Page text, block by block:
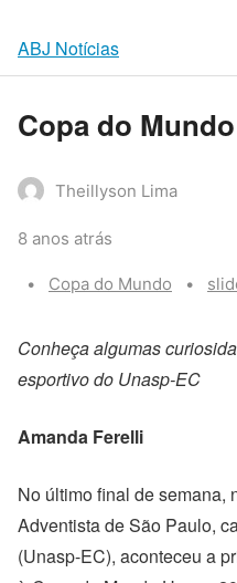
ABJ Notícias
Copa do
Theillyson Lima
8 anos atrás
Categories:
Copa do Mundo
Conheça algumas
esportivo do Unasp-EC
Amanda Ferelli
No último final de semana,
Adventista de São Paulo,
(Unasp-EC), aconteceu a